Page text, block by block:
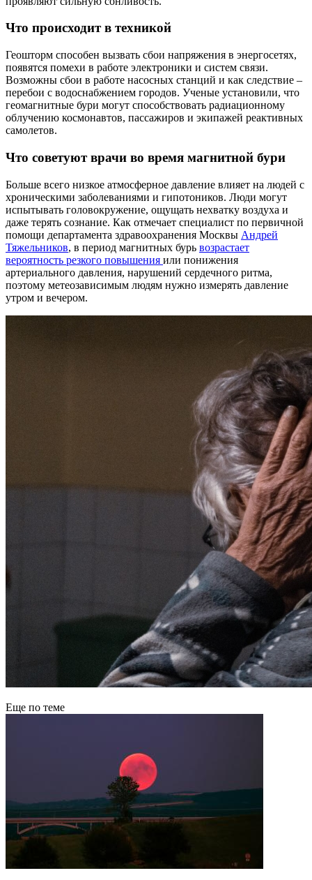
Что происходит в техникой
Геошторм способен вызвать сбои напряжения в энергосетях,
появятся помехи в работе электроники и систем связи.
Возможны сбои в работе насосных станций и как следствие –
перебои с водоснабжением городов. Ученые установили, что
геомагнитные бури могут способствовать радиационному
облучению космонавтов, пассажиров и экипажей реактивных
самолетов.
Что советуют врачи во время магнитной бури
Больше всего низкое атмосферное давление влияет на людей с
хроническими заболеваниями и гипотоников. Люди могут
испытывать головокружение, ощущать нехватку воздуха и
даже терять сознание. Как отмечает специалист по первичной
помощи департамента здравоохранения Москвы Андрей
Тяжельников, в период магнитных бурь возрастает
вероятность резкого повышения или понижения
артериального давления, нарушений сердечного ритма,
поэтому метеозависимым людям нужно измерять давление
утром и вечером.
Еще по теме